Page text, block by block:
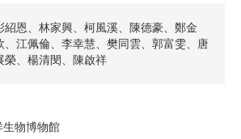
紹恩、林家興、柯風溪、陳德豪、鄭金
、江佩倫、李幸慧、樊同雲、郭富雯、唐
榮、楊清閔、陳啟祥
生物博物館